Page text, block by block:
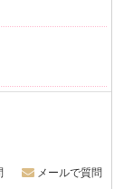
メールで質問